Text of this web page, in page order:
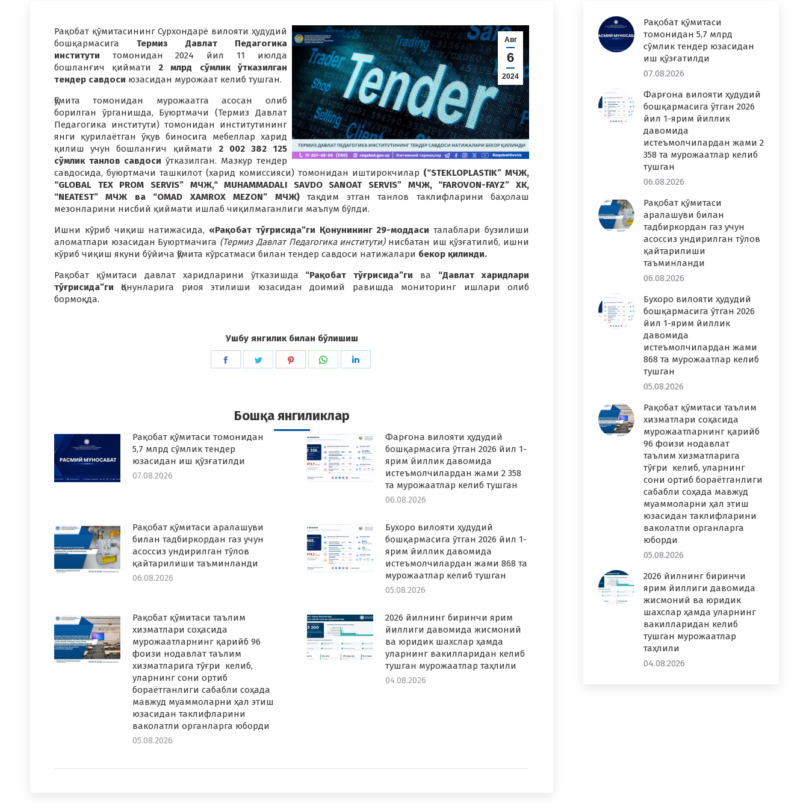
Авг
6
2024
Рақобат қўмитасининг Сурхондарё вилояти ҳудудий
бошқармасига Термиз Давлат Педагогика
институти томонидан 2024 йил 11 июлда
бошланғич қиймати 2 млрд сўмлик
ўтказилган
тендер савдоси юзасидан мурожаат келиб тушган.
Қўмита томонидан мурожаатга асосан олиб
борилган ўрганишда, Буюртмачи (Термиз Давлат
Педагогика институти) томонидан институтининг
янги қурилаётган ўқув биносига мебеллар харид
қилиш учун бошланғич қиймати 2 002 382 125
сўмлик танлов савдоси ўтказилган. Мазкур тендер
савдосида, буюртмачи ташкилот (харид комиссияси) томонидан иштирокчилар (“STEKLOPLASTIK” МЧЖ,
“GLOBAL TEX PROM SERVIS” МЧЖ,“ MUHAMMADALI SAVDO SANOAT SERVIS” МЧЖ, “FAROVON-FAYZ” ХК,
“NEATEST” МЧЖ ва “OMAD XAMROX MEZON” МЧЖ)тақдим этган танлов таклифларини баҳолаш
мезонларини нисбий қиймати ишлаб чиқилмаганлиги маълум бўлди.
Ишни кўриб чиқиш натижасида, «Рақобат тўғрисида”ги Қонунининг 29-моддаси талаблари бузилиши
аломатлари юзасидан Буюртмачига (Термиз Давлат Педагогика институти)нисбатан иш қўзғатилиб, ишни
кўриб чиқиш якуни бўйича Қўмита кўрсатмаси билан тендер савдоси натижалари бекор қилинди.
Рақобат қўмитаси давлат харидларини ўтказишда “Рақобат тўғрисида”ги ва “Давлат харидлари
тўғрисида”гиҚонунларига риоя этилиши юзасидан доимий равишда мониторинг ишлари олиб
бормоқда.
Ушбу янгилик билан бўлишиш
Share
Share
Share
Share
Бошқа янгиликлар
Рақобат қўмитаси томонидан
5,7 млрд сўмлик тендер
юзасидан иш қўзғатилди
07.08.2026
Фарғона вилояти ҳудудий
бошқармасига ўтган 2026 йил 1-
ярим йиллик давомида
истеъмолчилардан жами 2 358
та мурожаатлар келиб тушган
06.08.2026
Рақобат қўмитаси аралашуви
билан тадбиркордан газ учун
асоссиз ундирилган тўлов
қайтарилиши таъминланди
06.08.2026
Бухоро вилояти ҳудудий
бошқармасига ўтган 2026 йил 1-
ярим йиллик давомида
истеъмолчилардан жами 868 та
мурожаатлар келиб тушган
05.08.2026
Рақобат қўмитаси таълим
хизматлари соҳасида
мурожаатларнинг қарийб 96
фоизи нодавлат таълим
хизматларига тўғри келиб,
уларнинг сони ортиб
бораётганлиги сабабли соҳада
мавжуд муаммоларни ҳал этиш
юзасидан таклифларини
ваколатли органларга юборди
05.08.2026
2026 йилнинг биринчи ярим
йиллиги давомида жисмоний
ва юридик шахслар ҳамда
уларнинг вакилларидан келиб
тушган мурожаатлар таҳлили
04.08.2026
Рақобат қўмитаси
томонидан 5,7 млрд
сўмлик тендер юзасидан
иш қўзғатилди
07.08.2026
Фарғона вилояти ҳудудий
бошқармасига ўтган 2026
йил 1-ярим йиллик
давомида
истеъмолчилардан жами 2
358 та мурожаатлар келиб
тушган
06.08.2026
Рақобат қўмитаси
аралашуви билан
тадбиркордан газ учун
асоссиз ундирилган тўлов
қайтарилиши
таъминланди
06.08.2026
Бухоро вилояти ҳудудий
бошқармасига ўтган 2026
йил 1-ярим йиллик
давомида
истеъмолчилардан жами
868 та мурожаатлар келиб
тушган
05.08.2026
Рақобат қўмитаси таълим
хизматлари соҳасида
мурожаатларнинг қарийб
96 фоизи нодавлат
таълим хизматларига
тўғри келиб, уларнинг
сони ортиб бораётганлиги
сабабли соҳада мавжуд
муаммоларни ҳал этиш
юзасидан таклифларини
ваколатли органларга
юборди
05.08.2026
2026 йилнинг биринчи
ярим йиллиги давомида
жисмоний ва юридик
шахслар ҳамда уларнинг
вакилларидан келиб
тушган мурожаатлар
таҳлили
04.08.2026